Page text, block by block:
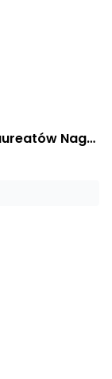
Na ścieżkach wiedzy. 100 wielkich laureatów Nagrody Nobla